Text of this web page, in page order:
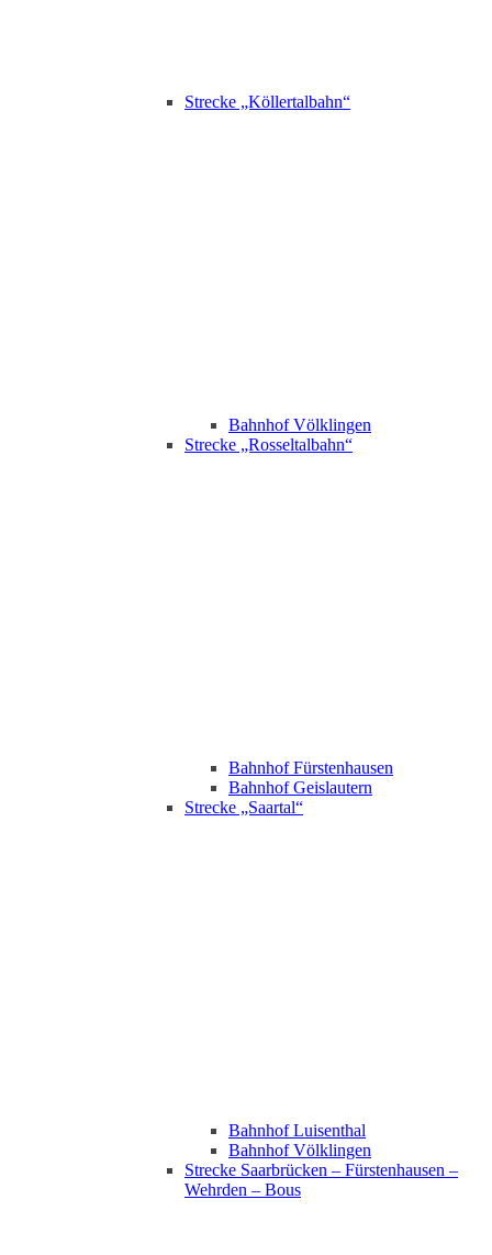
Strecke „Köllertalbahn“
Bahnhof Völklingen
Strecke „Rosseltalbahn“
Bahnhof Fürstenhausen
Bahnhof Geislautern
Strecke „Saartal“
Bahnhof Luisenthal
Bahnhof Völklingen
Strecke Saarbrücken – Fürstenhausen –
Wehrden – Bous